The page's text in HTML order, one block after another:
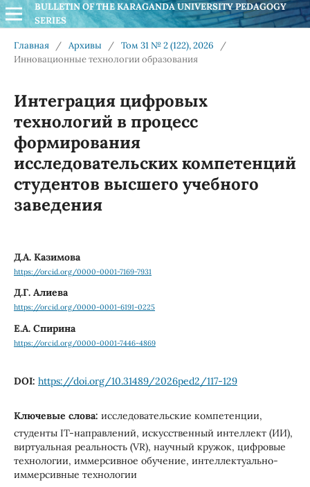
BULLETIN OF THE KARAGANDA UNIVERSITY PEDAGOGY
SERIES
Главная / Архивы / Том 31 № 2 (122), 2026
/
Инновационные технологии образования
Интеграция цифровых
технологий в процесс
формирования
исследовательских компетенций
студентов высшего учебного
заведения
Д.А. Казимова
https://orcid.org/0000-0001-7169-7931
Д.Г. Алиева
https://orcid.org/0000-0001-6191-0225
Е.А. Спирина
https://orcid.org/0000-0001-7446-4869
DOI: https://doi.org/10.31489/2026ped2/117-129
Ключевые слова: исследовательские компетенции,
студенты IT-направлений, искусственный интеллект (ИИ),
виртуальная реальность (VR), научный кружок, цифровые
технологии, иммерсивное обучение, интеллектуально-
иммерсивные технологии